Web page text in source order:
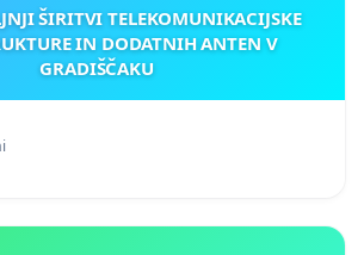
ŠIRITVI TELEKOMUNIKACIJSKE
IN DODATNIH ANTEN V
GRADIŠČAKU